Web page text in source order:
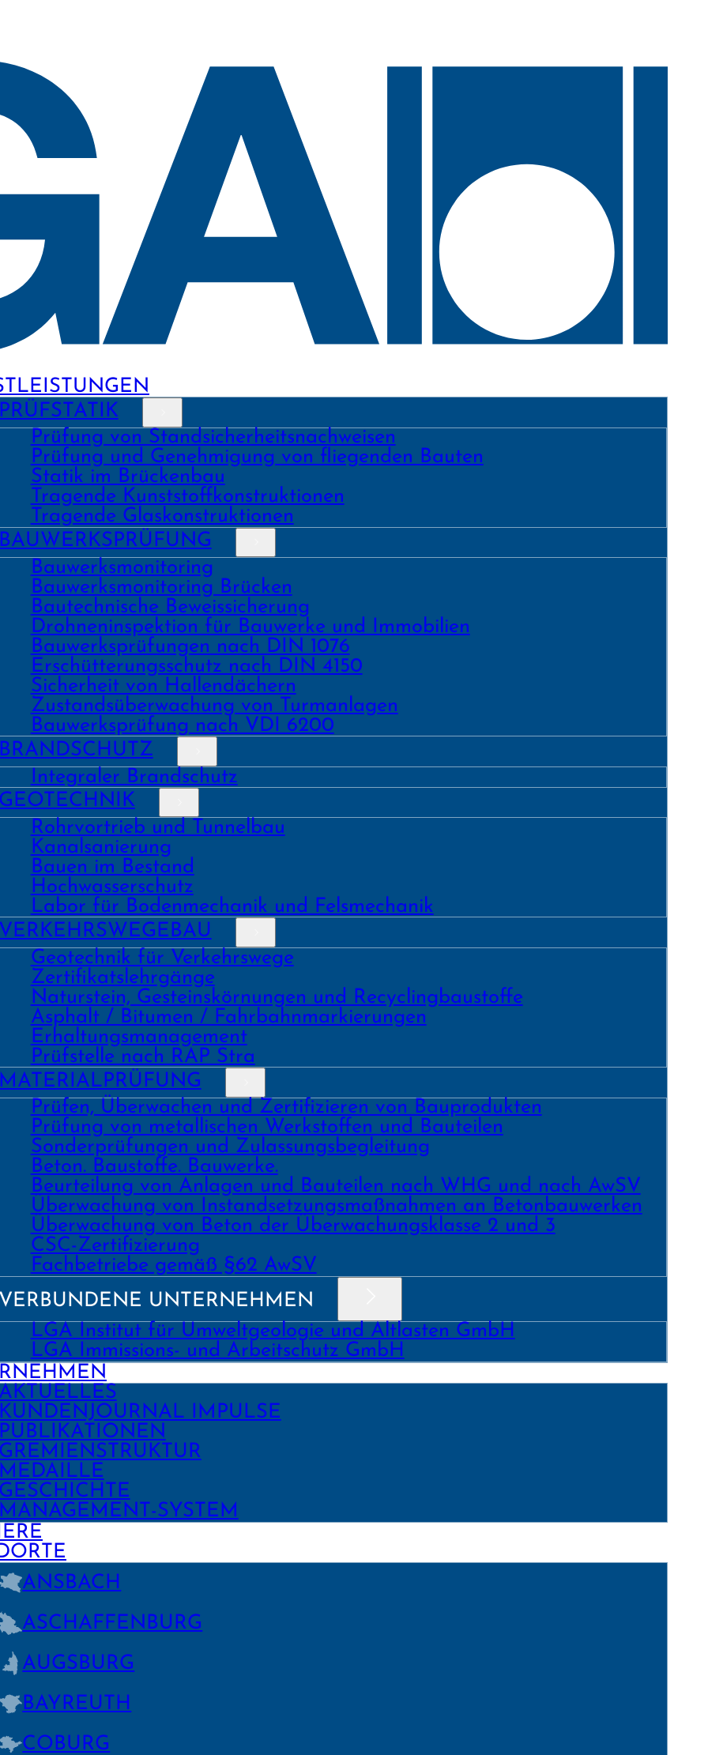
Prüfung von Stand­sicher­heits­nach­weisen
Prüfung und Geneh­migung von fliegenden Bauten
Statik im Brückenbau
Tragende Kunst­stoff­konstruk­tionen
Tragende Glas­konstruk­tionen
Bauwerks­monitoring
Bauwerks­monitoring Brücken
Bau­tech­nische Beweis­sicherung
Drohnen­inspektion für Bauwerke und Immobilien
Bau­werks­prüfungen nach DIN 1076
Erschüt­terungs­schutz nach DIN 4150
Sicher­heit von Hallen­dächern
Zustands­überwachung von Turm­anlagen
Bauwerks­prüfung nach VDI 6200
Integraler Brandschutz
Rohrvortrieb und Tunnelbau
Kanal­sanierung
Bauen im Bestand
Hochwasser­schutz
Labor für Boden­mechanik und Fels­mechanik
Geo­technik für Verkehrs­wege
Zertifikats­lehrgänge
Natur­stein, Gesteins­kör­nungen und Recycling­baustoffe
Asphalt / Bitumen / Fahrbahnmarkierungen
Erhaltungs­manage­ment
Prüf­stelle nach RAP Stra
Prüfen, Überwachen und Zertifizieren von Bauprodukten
Prüfung von metallischen Werk­stoffen und Bau­teilen
Sonder­prüfungen und Zulassungs­begleitung
Beton. Bau­stoffe. Bau­werke.
Beurtei­lung von Anlagen und Bau­teilen nach WHG und nach AwSV
Über­wachung von Instand­setzungs­maß­nahmen an Beton­bau­werken
Über­wachung von Beton der Über­wachungs­klasse 2 und 3
CSC-Zertifizierung
Fach­­betriebe gemäß §62 AwSV
UNTERNEHMEN
LGA Institut für Umweltgeologie und Altlasten GmbH
LGA Immissions- und Arbeitschutz GmbH
IMPULSE
SYSTEM
ANSBACH
ASCHAFFEN­BURG
AUGSBURG
BAYREUTH
COBURG